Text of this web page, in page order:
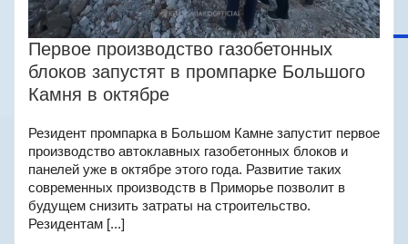
Первое производство газобетонных
блоков запустят в промпарке Большого
Камня в октябре
Резидент промпарка в Большом Камне запустит первое
производство автоклавных газобетонных блоков и
панелей уже в октябре этого года. Развитие таких
современных производств в Приморье позволит в
будущем снизить затраты на строительство.
Резидентам [...]